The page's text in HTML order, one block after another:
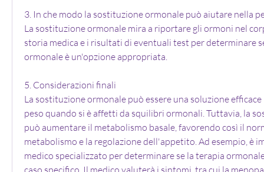
3. In che modo la sostituzione ormonale può aiutare nella
La sostituzione ormonale mira a riportare gli ormoni nel
storia medica e i risultati di eventuali test per determinare
ormonale è un'opzione appropriata.
5. Considerazioni finali
La sostituzione ormonale può essere una soluzione
peso quando si è affetti da squilibri ormonali. Tuttavia, la
può aumentare il metabolismo basale, favorendo così il
metabolismo e la regolazione dell'appetito. Ad esempio, è
medico specializzato per determinare se la terapia
caso specifico. Il medico valuterà i sintomi, tra cui la